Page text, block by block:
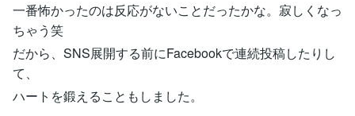
一番怖かったのは反応がないことだったかな。寂しくなっ
ちゃう笑
だから、SNS展開する前にFacebookで連続投稿したりし
て、
ハートを鍛えることもしました。